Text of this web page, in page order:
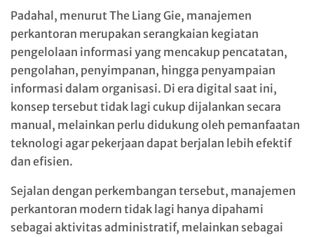
Padahal, menurut The Liang Gie, manajemen
perkantoran merupakan serangkaian kegiatan
pengelolaan informasi yang mencakup pencatatan,
pengolahan, penyimpanan, hingga penyampaian
informasi dalam organisasi. Di era digital saat ini,
konsep tersebut tidak lagi cukup dijalankan secara
manual, melainkan perlu didukung oleh pemanfaatan
teknologi agar pekerjaan dapat berjalan lebih efektif
dan efisien.
Sejalan dengan perkembangan tersebut, manajemen
perkantoran modern tidak lagi hanya dipahami
sebagai aktivitas administratif, melainkan sebagai